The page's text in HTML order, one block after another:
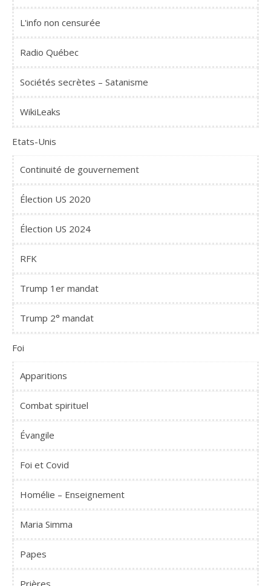
L'info non censurée
Radio Québec
Sociétés secrètes – Satanisme
WikiLeaks
Etats-Unis
Continuité de gouvernement
Élection US 2020
Élection US 2024
RFK
Trump 1er mandat
Trump 2° mandat
Foi
Apparitions
Combat spirituel
Évangile
Foi et Covid
Homélie – Enseignement
Maria Simma
Papes